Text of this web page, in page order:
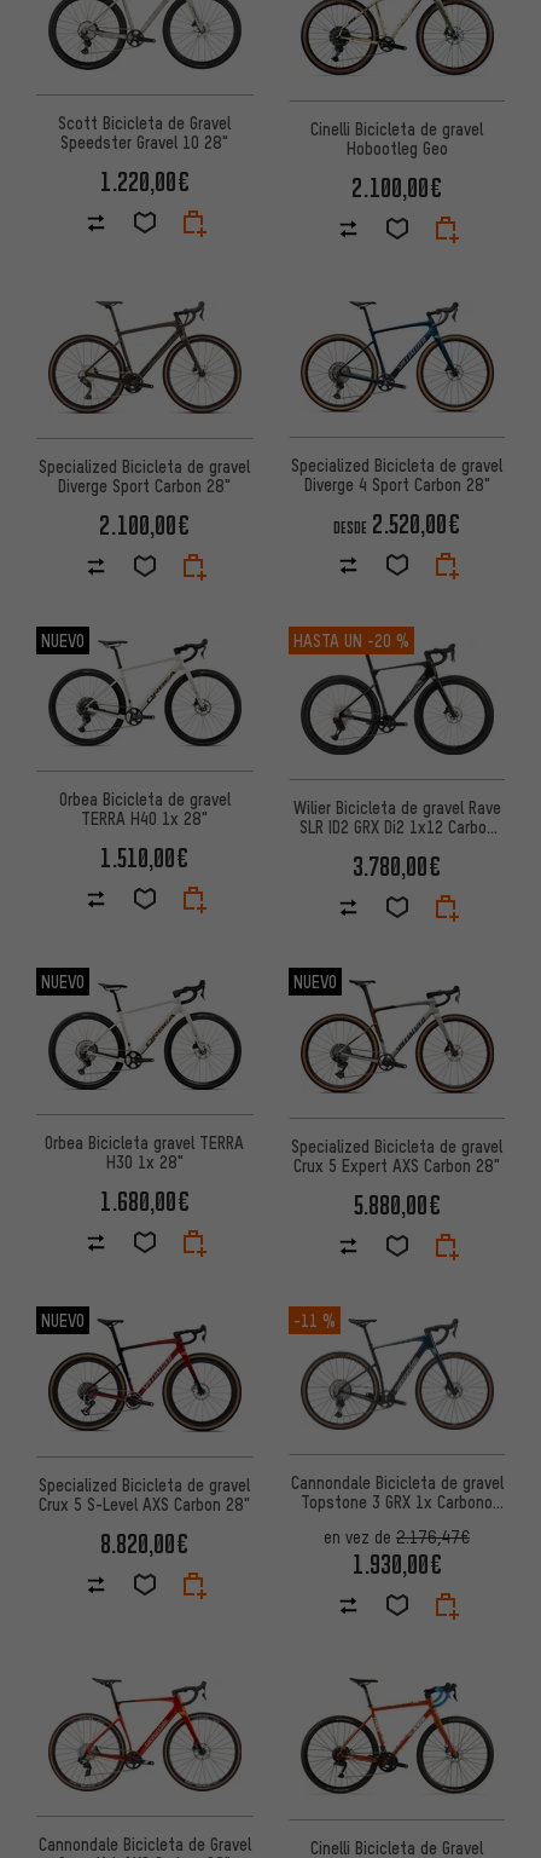
Scott Bicicleta de Gravel
Speedster Gravel 10 28"
1.220,00€
Cinelli Bicicleta de gravel
Hobootleg Geo
2.100,00€
Specialized Bicicleta de gravel
Diverge Sport Carbon 28"
2.100,00€
Specialized Bicicleta de gravel
Diverge 4 Sport Carbon 28"
DESDE 2.520,00€
NUEVO
Orbea Bicicleta de gravel
TERRA H40 1x 28"
1.510,00€
HASTA UN -20 %
Wilier Bicicleta de gravel Rave
SLR ID2 GRX Di2 1x12 Carbon
3.780,00€
NUEVO
Orbea Bicicleta gravel TERRA
H30 1x 28"
1.680,00€
NUEVO
Specialized Bicicleta de gravel
Crux 5 Expert AXS Carbon 28"
5.880,00€
NUEVO
Specialized Bicicleta de gravel
Crux 5 S-Level AXS Carbon 28"
8.820,00€
-11 %
Cannondale Bicicleta de gravel
Topstone 3 GRX 1x Carbono
en vez de 2.176,47€
1.930,00€
Cannondale Bicicleta de Gravel
Cinelli Bicicleta de Gravel